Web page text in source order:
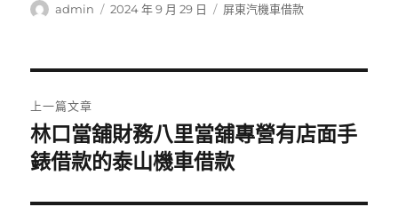
作
admin
發
2024 年 9 月 29 日
分
屏東汽機車借款
章
導
覽
上一篇文章
上
一
文
林口當舖財務八里當舖專營有店面手
錶借款的泰山機車借款